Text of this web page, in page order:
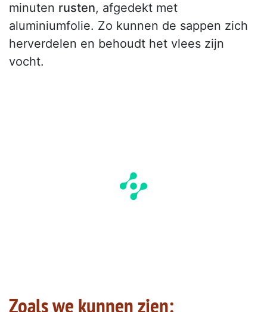
minuten rusten, afgedekt met
aluminiumfolie. Zo kunnen de sappen zich
herverdelen en behoudt het vlees zijn
vocht.
Zoals we kunnen zien: